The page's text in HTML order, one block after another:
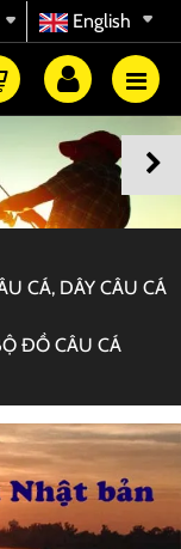
English
CÁ, DÂY CÂU CÁ
ĐỒ CÂU CÁ